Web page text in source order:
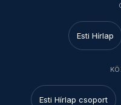
Esti Hírlap
Esti Hírlap csoport